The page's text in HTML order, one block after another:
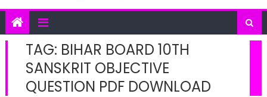
TAG: BIHAR BOARD 10TH
SANSKRIT OBJECTIVE
QUESTION PDF DOWNLOAD